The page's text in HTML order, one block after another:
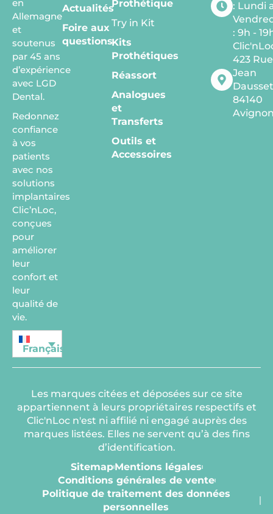
en
Allemagne
et
soutenus
par 45 ans
d’expérience
avec LGD
Dental.
Redonnez
confiance
à vos
patients
avec nos
solutions
implantaires
Clic’nLoc,
conçues
pour
améliorer
leur
confort et
leur
qualité de
vie.
Français
Actualités
Foire aux
questions
Prothétique
Try in Kit
Kits
Prothétiques
Réassort
Analogues
et
Transferts
Outils et
Accessoires
: Lundi
: 9h -
423 Rue
Jean
84140
Les marques citées et déposées sur ce site
appartiennent à leurs propriétaires respectifs et
Clic'nLoc n'est ni affilié ni engagé auprès des
marques listées. Elles ne servent qu’à des fins
d’identification.
SitemapMentions légales
Conditions générales de vente
Politique de traitement des données
personnelles